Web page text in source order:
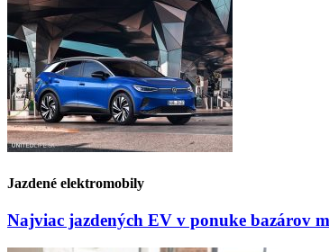
Jazdené elektromobily
Najviac jazdených EV v ponuke bazárov